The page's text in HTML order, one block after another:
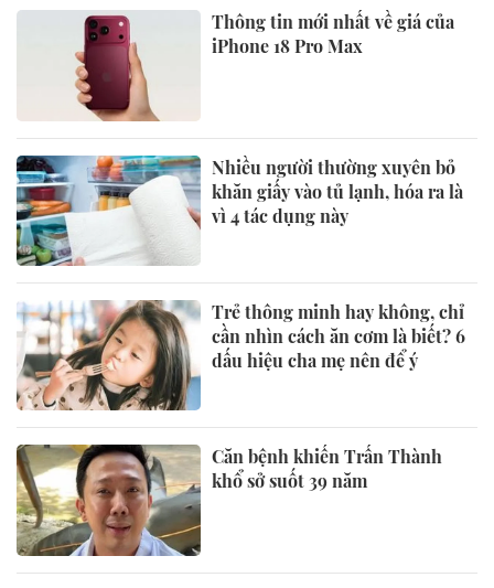
Thông tin mới nhất về giá của
iPhone 18 Pro Max
Nhiều người thường xuyên bỏ
khăn giấy vào tủ lạnh, hóa ra là
vì 4 tác dụng này
Trẻ thông minh hay không, chỉ
cần nhìn cách ăn cơm là biết? 6
dấu hiệu cha mẹ nên để ý
Căn bệnh khiến Trấn Thành
khổ sở suốt 39 năm